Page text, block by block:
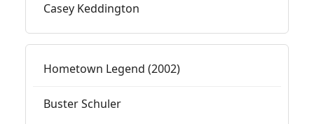
Casey Keddington
Hometown Legend (2002)
Buster Schuler